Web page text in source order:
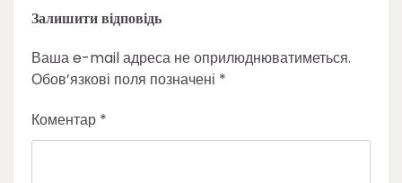
Залишити відповідь
Ваша e-mail адреса не оприлюднюватиметься.
Обов’язкові поля позначені *
Коментар *